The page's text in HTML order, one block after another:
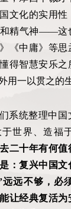
文化的实用
精气神——这
《中庸》等
得智慧安乐
用一以贯之的
系统整理中
世界、造福
二十年有何
：复兴中国
远远不够，必
让经典复活